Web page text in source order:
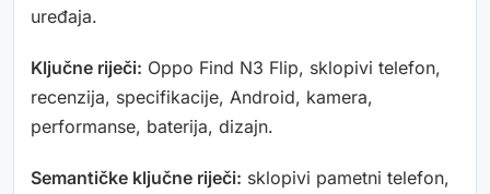
uređaja.
Ključne riječi: Oppo Find N3 Flip, sklopivi telefon,
recenzija, specifikacije, Android, kamera,
performanse, baterija, dizajn.
Semantičke ključne riječi: sklopivi pametni telefon,